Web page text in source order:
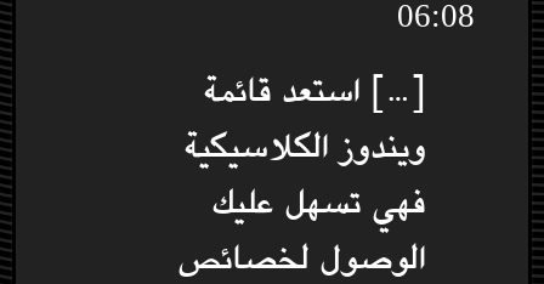
06:08
[…] استعد قائمة
ويندوز الكلاسيكية
فهي تسهل عليك
الوصول لخصائص